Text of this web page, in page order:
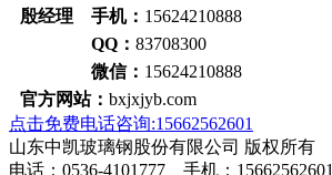
殷经理 手机： 15624210888
QQ： 83708300
微信： 15624210888
官方网站： bxjxjyb.com
点击免费电话咨询:15662562601
山东中凯玻璃钢股份有限公司 版权所有
电话：0536-4101777 手机：15662562601